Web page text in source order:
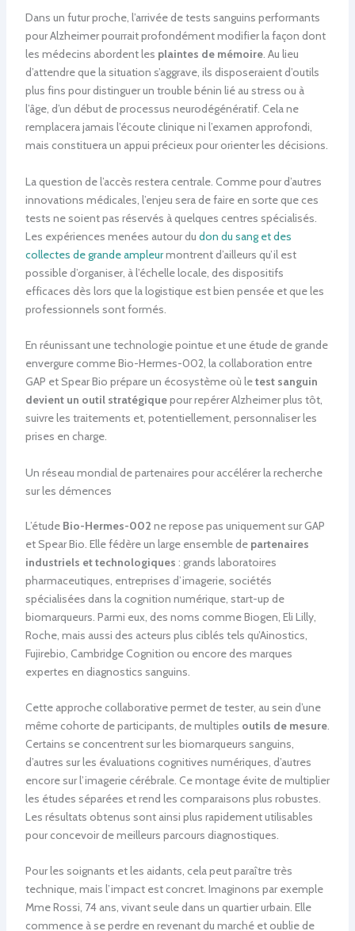
Dans un futur proche, l’arrivée de tests sanguins performants
pour Alzheimer pourrait profondément modifier la façon dont
les médecins abordent les plaintes de mémoire. Au lieu
d’attendre que la situation s’aggrave, ils disposeraient d’outils
plus fins pour distinguer un trouble bénin lié au stress ou à
l’âge, d’un début de processus neurodégénératif. Cela ne
remplacera jamais l’écoute clinique ni l’examen approfondi,
mais constituera un appui précieux pour orienter les décisions.
La question de l’accès restera centrale. Comme pour d’autres
innovations médicales, l’enjeu sera de faire en sorte que ces
tests ne soient pas réservés à quelques centres spécialisés.
Les expériences menées autour du don du sang et des
collectes de grande ampleurmontrent d’ailleurs qu’il est
possible d’organiser, à l’échelle locale, des dispositifs
efficaces dès lors que la logistique est bien pensée et que les
professionnels sont formés.
En réunissant une technologie pointue et une étude de grande
envergure comme Bio-Hermes-002, la collaboration entre
GAP et Spear Bio prépare un écosystème où letest sanguin
devient un outil stratégiquepour repérer Alzheimer plus tôt,
suivre les traitements et, potentiellement, personnaliser les
prises en charge.
Un réseau mondial de partenaires pour accélérer la recherche
sur les démences
L’étude Bio-Hermes-002 ne repose pas uniquement sur GAP
et Spear Bio. Elle fédère un large ensemble de partenaires
industriels et technologiques : grands laboratoires
pharmaceutiques, entreprises d’imagerie, sociétés
spécialisées dans la cognition numérique, start-up de
biomarqueurs. Parmi eux, des noms comme Biogen, Eli Lilly,
Roche, mais aussi des acteurs plus ciblés tels qu’Ainostics,
Fujirebio, Cambridge Cognition ou encore des marques
expertes en diagnostics sanguins.
Cette approche collaborative permet de tester, au sein d’une
même cohorte de participants, de multiples outils de mesure.
Certains se concentrent sur les biomarqueurs sanguins,
d’autres sur les évaluations cognitives numériques, d’autres
encore sur l’imagerie cérébrale. Ce montage évite de multiplier
les études séparées et rend les comparaisons plus robustes.
Les résultats obtenus sont ainsi plus rapidement utilisables
pour concevoir de meilleurs parcours diagnostiques.
Pour les soignants et les aidants, cela peut paraître très
technique, mais l’impact est concret. Imaginons par exemple
Mme Rossi, 74 ans, vivant seule dans un quartier urbain. Elle
commence à se perdre en revenant du marché et oublie de